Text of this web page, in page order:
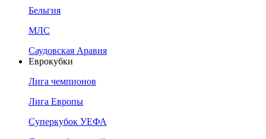
Бельгия
МЛС
Саудовская Аравия
Еврокубки
Лига чемпионов
Лига Европы
Суперкубок УЕФА